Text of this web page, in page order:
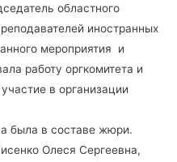
областного
иностранных
мероприятия и
работу оргкомитета и
в организации
была в составе жюри.
Олеся Сергеевна,